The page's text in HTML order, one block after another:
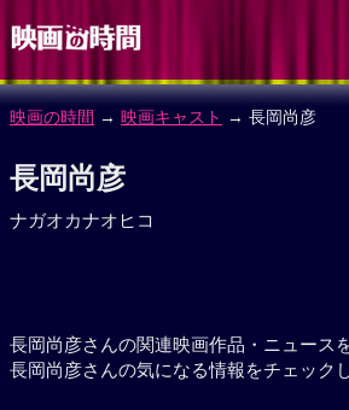
映画の時間 → 映画キャスト → 長岡尚彦
長岡尚彦
ナガオカナオヒコ
長岡尚彦さんの関連映画作品・ニュース
長岡尚彦さんの気になる情報をチェック